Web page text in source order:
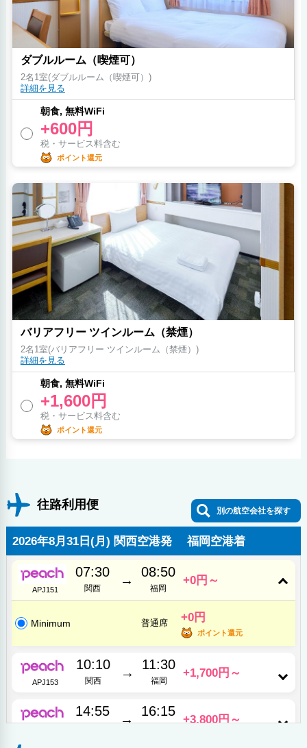
ダブルルーム（喫煙可）
2名1室(ダブルルーム（喫煙可）)
詳細を見る
朝食, 無料WiFi
+600円
税・サービス料含む
ポイント還元
バリアフリー ツインルーム（禁煙）
2名1室(バリアフリー ツインルーム（禁煙）)
詳細を見る
朝食, 無料WiFi
+1,600円
税・サービス料含む
ポイント還元
往路利用便 別の航空会社を探す
2026年8月31日(月) 関西空港発 福岡空港着
APJ151
07:30
関西
→
08:50
福岡
+0円～
Minimum 普通席 +0円
ポイント還元
APJ153
10:10
関西
→
11:30
福岡
+1,700円～
14:55
→
16:15
+3,800円～